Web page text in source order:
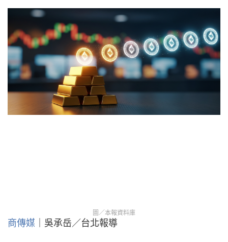
圖／本報資料庫
商傳媒 ｜吳承岳／台北報導